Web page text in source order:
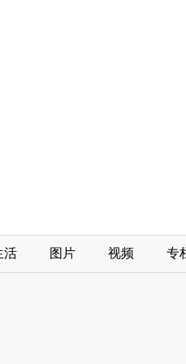
活 图片 视频 专